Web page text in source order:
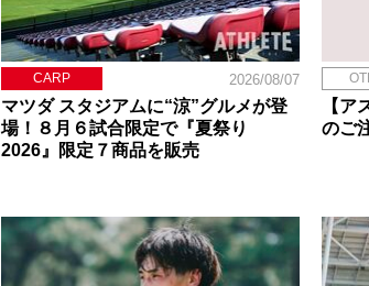
CARP 2026/08/07
マツダ スタジアムに“涼”グルメが登
場！８月６試合限定で『夏祭り
2026』限定７商品を販売
【ア
のご